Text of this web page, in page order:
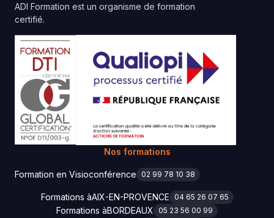
ADI Formation est un organisme de formation
certifié.
Nos formations
Formation en Visioconférence 02 99 78 10 38
Formations àAIX-EN-PROVENCE 04 65 26 07 65
Formations àBORDEAUX 05 23 56 00 99